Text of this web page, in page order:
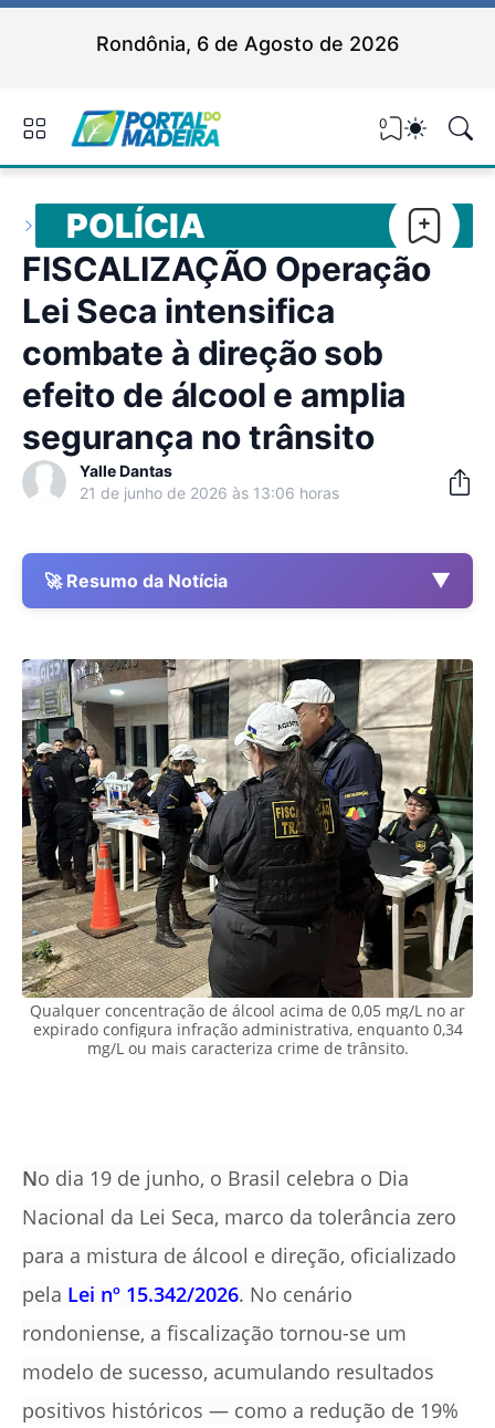
Rondônia, 6 de Agosto de 2026
0
POLÍCIA
FISCALIZAÇÃO Operação
Lei Seca intensifica
combate à direção sob
efeito de álcool e amplia
segurança no trânsito
Yalle Dantas
21 de junho de 2026 às 13:06 horas
🚀 Resumo da Notícia ▼
Qualquer concentração de álcool acima de 0,05 mg/L no ar
expirado configura infração administrativa, enquanto 0,34
mg/L ou mais caracteriza crime de trânsito.
No dia 19 de junho, o Brasil celebra o Dia
Nacional da Lei Seca, marco da tolerância zero
para a mistura de álcool e direção, oficializado
pela Lei nº 15.342/2026. No cenário
rondoniense, a fiscalização tornou-se um
modelo de sucesso, acumulando resultados
positivos históricos — como a redução de 19%